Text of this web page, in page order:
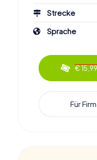
Strecke
Sprache
€ 15,99
Für